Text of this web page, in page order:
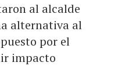
al alcalde
alternativa al
por el
impacto